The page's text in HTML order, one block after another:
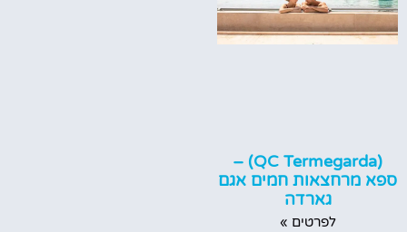
(QC Termegarda) –
ספא מרחצאות חמים אגם
גארדה
לפרטים »